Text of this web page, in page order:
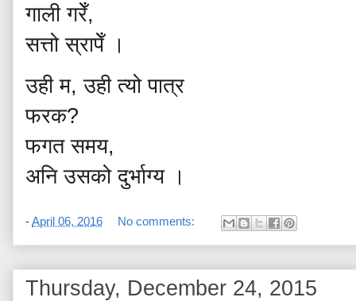
गाली गरेँ,
सत्तो स्रापेँ ।
उही म,उही त्यो पात्र
फरक?
फगत समय,
अनि उसको दुर्भाग्य ।
-April 06, 2016 No comments:
Thursday, December 24, 2015